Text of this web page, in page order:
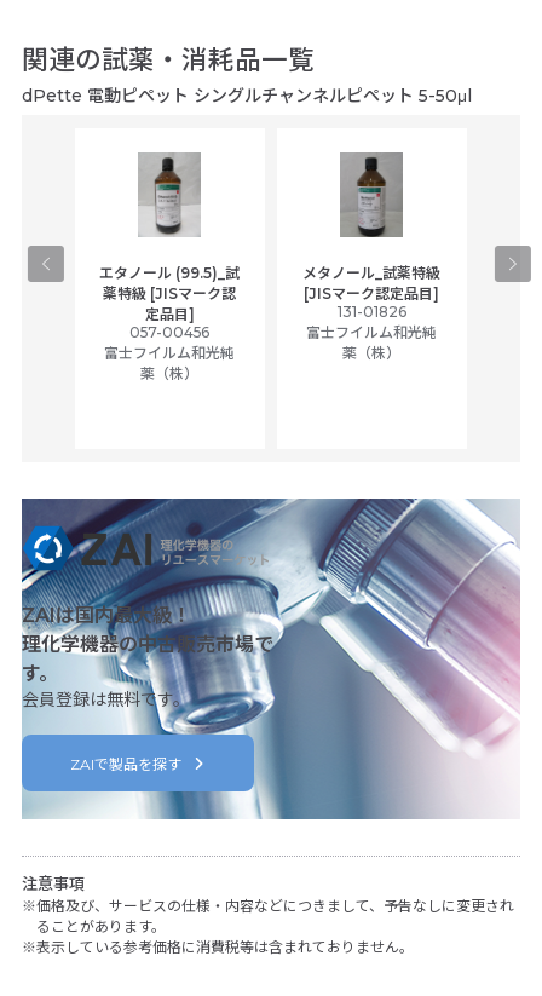
関連の試薬・消耗品一覧
dPette 電動ピペット シングルチャンネルピペット 5-50μl
エタノール (99.5)_試
薬特級 [JISマーク認
定品目]
057-00456
富士フイルム和光純
薬（株）
メタノール_試薬特級
[JISマーク認定品目]
131-01826
富士フイルム和光純
薬（株）
ア
ZAIは国内最大級！
理化学機器の中古販売市場で
す。
会員登録は無料です。
ZAIで製品を探す
注意事項
価格及び、サービスの仕様・内容などにつきまして、予告なしに変更され
ることがあります。
表示している参考価格に消費税等は含まれておりません。